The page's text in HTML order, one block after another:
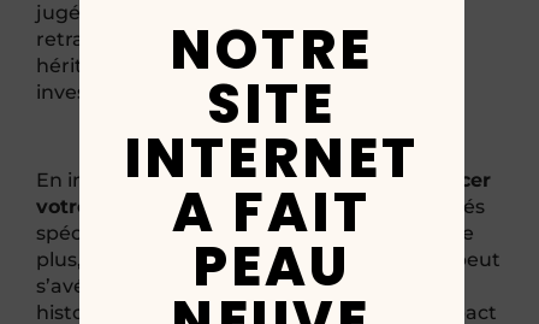
jugés difficiles, comme la planification de la
retraite, la transmission de patrimoine aux
héritiers, ou encore la gestion des
investissements à long terme.
En invitant des experts, vous pouvezrenforcer
votre crédibilitéen discutant avec des invités
spécialisés en finance, économie ou droit. De
plus, partager des témoignages de clients peut
s’avérer particulièrement puissant ; les
histoires de réussite personnelle ont un impact
NOTRE
SITE
INTERNET
A FAIT
PEAU